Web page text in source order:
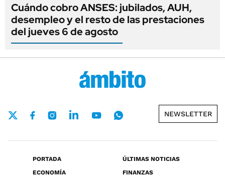
Cuándo cobro ANSES: jubilados, AUH,
desempleo y el resto de las prestaciones
del jueves 6 de agosto
NEWSLETTER
PORTADA
ÚLTIMAS NOTICIAS
ECONOMÍA
FINANZAS